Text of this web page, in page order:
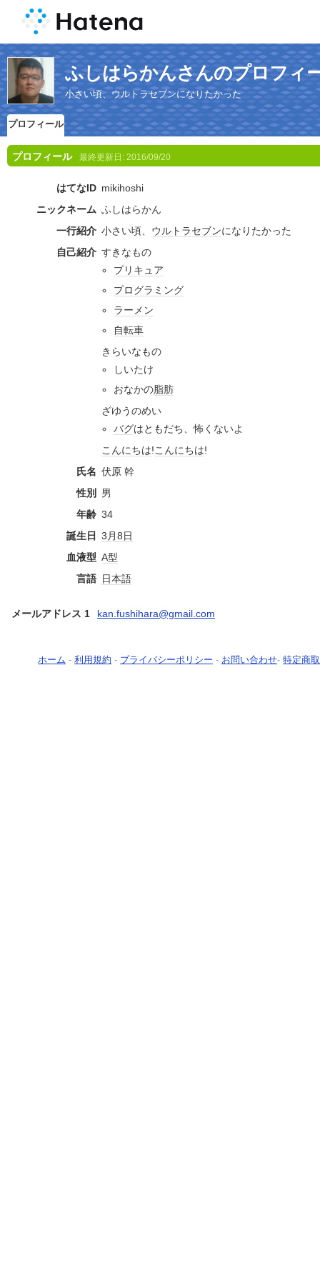
ふしはらかんさんのプロフィ
小さい頃、ウルトラセブンになりたかった
プロフィール
プロフィール 最終更新日: 2016/09/20
はてなID mikihoshi
ニックネーム ふしはらかん
一行紹介 小さい頃、 ウルトラセブンになりたかった
自己紹介 すきなもの
プリキュア
プログラミング
ラーメン
自転車
きらいなもの
しいたけ
おなかの脂肪
ざゆうのめい
バグはともだち、怖くないよ
こんにちは!こんにちは!
氏名 伏原 幹
性別
男
年齢 34
誕生日
3月8日
血液型 A型
言語 日本語
メールアドレス 1 kan.fushihara@gmail.com
ホーム - 利用規約 - プライバシーポリシー - お問い合わせ- 特定商